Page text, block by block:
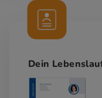
Dein